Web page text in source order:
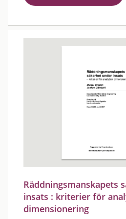
Räddningsmanskapets
insats : kriterier för
dimensionering